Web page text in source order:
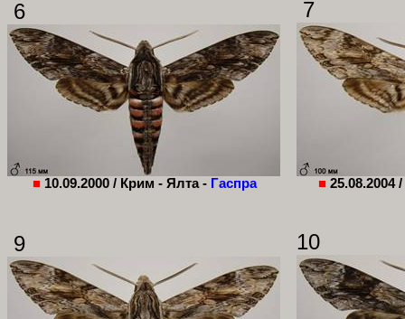
6
■ 10.09.2000 / Крим - Ялта - Гаспра
7
■ 25.08.2004 /
9 10